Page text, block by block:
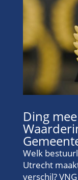
Ding
Welk
Utrecht
verschil?